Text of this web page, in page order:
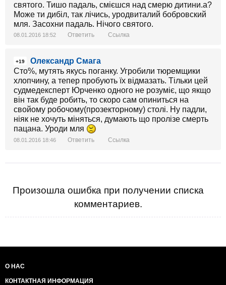
святого. Тишо падаль, смієшся над смерю дитини.а?
Може ти дибіл, так лічись, уродвиталий бобровский
мля. Засохни падаль. Нічого святого.
08.01.2016 18:52 Ответить Ссылка
+19
Олександр Смага
Сто%, мутять якусь поганку. Угробили тюремщики
хлопчину, а тепер пробують їх відмазать. Тільки цей
судмедексперт Юрченко одного не розуміє, що якщо
він так буде робить, то скоро сам опиниться на
свойому робочому(прозекторному) столі. Ну падли,
ніяк не хочуть міняться, думають що пролізе смерть
пацана. Уроди мля
08.01.2016 18:46 Ответить Ссылка
Произошла ошибка при получении списка
комментариев.
О НАС
КОНТАКТНАЯ ИНФОРМАЦИЯ